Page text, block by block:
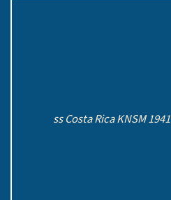
ss Costa Rica KNSM 1941